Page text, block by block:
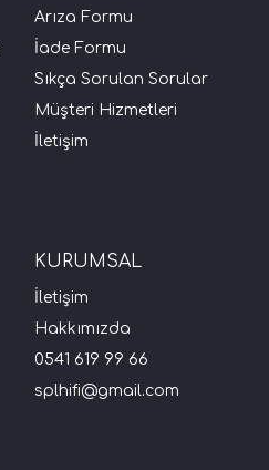
Arıza Formu
İade Formu
Sıkça Sorulan Sorular
Müşteri Hizmetleri
İletişim
KURUMSAL
İletişim
Hakkımızda
0541 619 99 66
splhifi@gmail.com